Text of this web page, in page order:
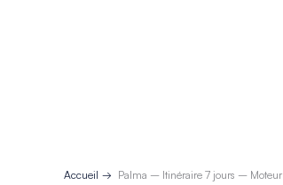
Accueil Palma – Itinéraire 7 jours – Moteur